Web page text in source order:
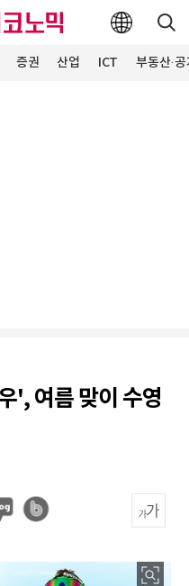
증권 산업 ICT 부동산·
', 여름 맞이 수영